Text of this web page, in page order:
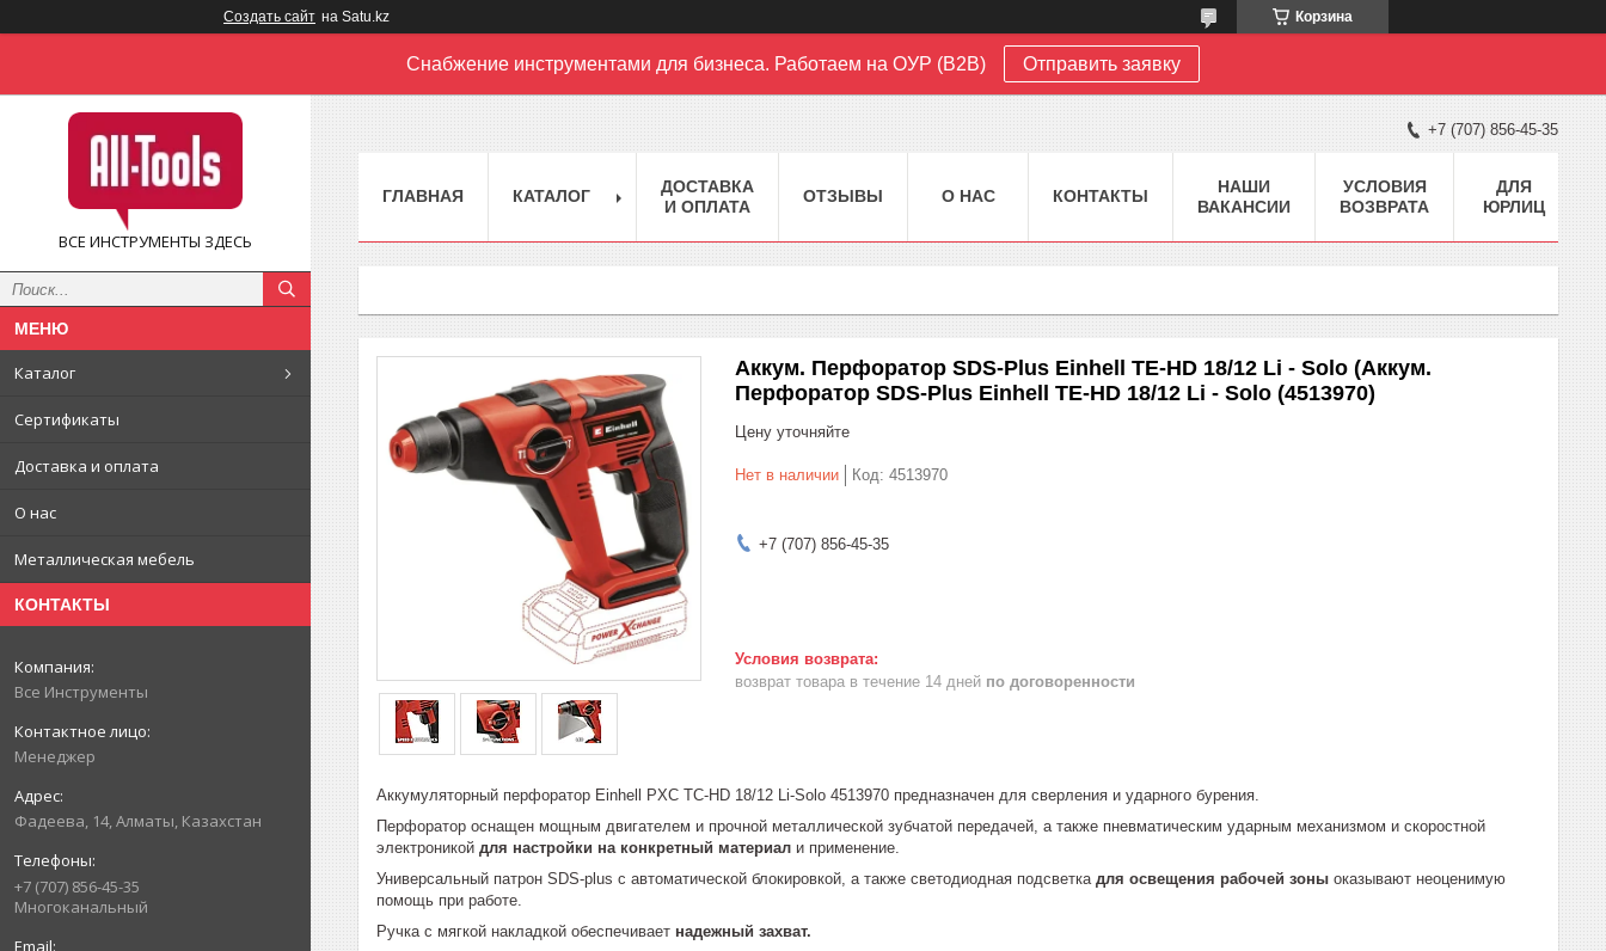
Создать сайт на Satu.kz Корзина
Снабжение инструментами для бизнеса. Работаем на ОУР (B2B) Отправить заявку
ВСЕ ИНСТРУМЕНТЫ ЗДЕСЬ
Каталог
Сертификаты
Доставка и оплата
О нас
Металлическая мебель
КОНТАКТЫ
Все Инструменты
Менеджер
Фадеева, 14, Алматы, Казахстан
+7 (707) 856-45-35
Многоканальный
+7 (707) 856-45-35
ГЛАВНАЯ КАТАЛОГ
ДОСТАВКА
И ОПЛАТА
ОТЗЫВЫ О НАС КОНТАКТЫ
НАШИ
ВАКАНСИИ
УСЛОВИЯ
ВОЗВРАТА
ДЛЯ
ЮРЛИЦ
Аккум. Перфоратор SDS-Plus Einhell TE-HD 18/12 Li - Solo (Аккум.
Перфоратор SDS-Plus Einhell TE-HD 18/12 Li - Solo (4513970)
Цену уточняйте
Нет в наличии Код: 4513970
+7 (707) 856-45-35
возврат товара в течение 14 дней по договоренности
Аккумуляторный перфоратор Einhell PXC TC-HD 18/12 Li-Solo 4513970 предназначен для сверления и ударного бурения.
Перфоратор оснащен мощным двигателем и прочной металлической зубчатой передачей, а также пневматическим ударным механизмом и скоростной
электроникой для настройки на конкретный материал и применение.
Универсальный патрон SDS-plus с автоматической блокировкой, а также светодиодная подсветка для освещения рабочей зоны оказывают неоценимую
помощь при работе.
Ручка с мягкой накладкой обеспечивает надежный захват.